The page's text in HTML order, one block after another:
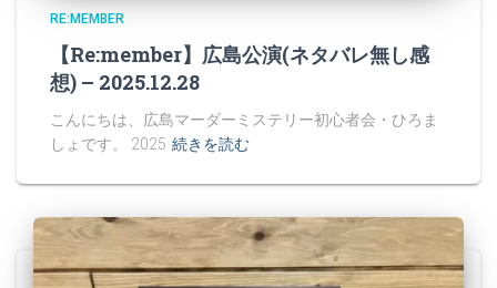
RE:MEMBER
【Re:member】広島公演(ネタバレ無し感
想) – 2025.12.28
こんにちは、広島マーダーミステリー初心者会・ひろま
しょです。 2025 続きを読む